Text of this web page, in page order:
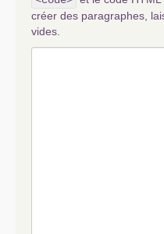
créer des paragraphes,
vides.